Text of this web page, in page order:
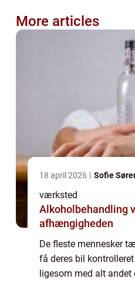
More articles
18 april 2026 Sofie
værksted
Alkoholbehandling vejen ud af
afhængigheden
De fleste mennesker
få deres bil
ligesom med alt